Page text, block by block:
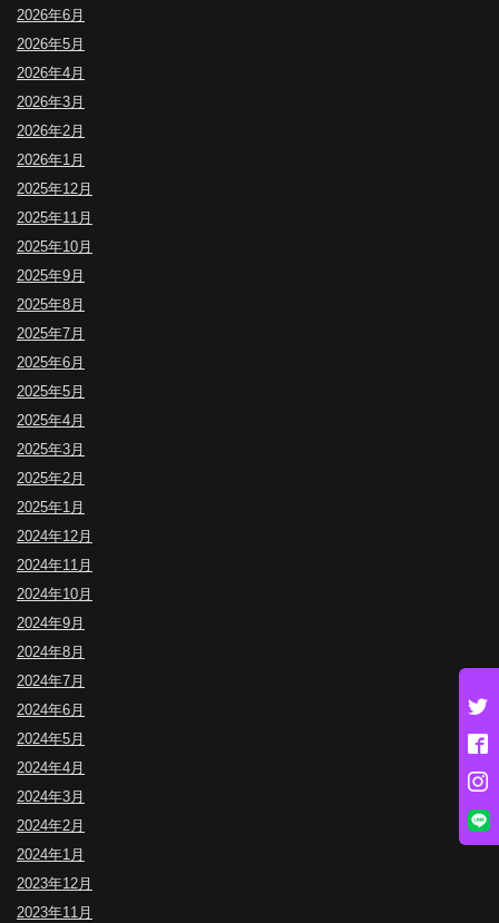
2026年6月
2026年5月
2026年4月
2026年3月
2026年2月
2026年1月
2025年12月
2025年11月
2025年10月
2025年9月
2025年8月
2025年7月
2025年6月
2025年5月
2025年4月
2025年3月
2025年2月
2025年1月
2024年12月
2024年11月
2024年10月
2024年9月
2024年8月
2024年7月
2024年6月
2024年5月
2024年4月
2024年3月
2024年2月
2024年1月
2023年12月
2023年11月